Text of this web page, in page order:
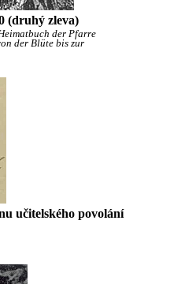
(druhý zleva)
der Pfarre
der Blüte bis zur
učitelského povolání